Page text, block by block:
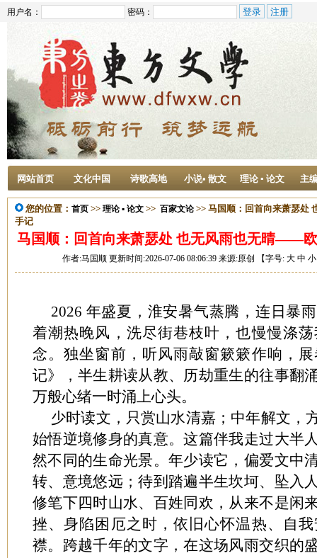
用户名： 密码：
网站首页 文化中国 诗歌高地 小说• 散文 理论 ▪ 论文 主
您的位置： 首页 >> 理论 ▪ 论文 >> 百家文论>> 马国顺：回首向来萧瑟处
手记
马国顺：回首向来萧瑟处 也无风雨也无晴——
作者:马国顺 更新时间:2026-07-06 08:06:39 来源:原创 【字号: 大 中 小
2026 年盛夏，淮安暑气蒸腾，连日暴
着潮热晚风，洗尽街巷枝叶，也慢慢涤
念。独坐窗前，听风雨敲窗簌簌作响，
记》，半生耕读从教、历劫重生的往事翻
万般心绪一时涌上心头。
少时读文，只赏山水清嘉；中年解文，
始悟逆境修身的真意。这篇伴我走过大半
然不同的生命光景。年少读它，偏爱文中
转、意境悠远；待到踏遍半生坎坷、坠入
修笔下四时山水、百姓同欢，从来不是闲
挫、身陷困厄之时，依旧心怀温热、自
襟。跨越千年的文字，在这场风雨交织的